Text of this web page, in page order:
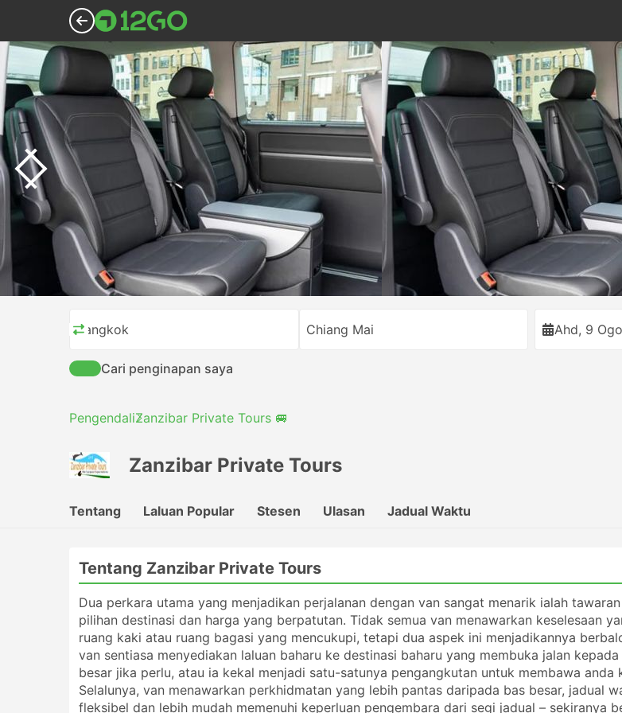
Bangkok Chiang Mai Ahd, 9 Ogo
Cari penginapan saya
PengendaliZanzibar Private Tours 🚐
Zanzibar Private Tours
Tentang
Laluan Popular Stesen Ulasan Jadual Waktu
Tentang Zanzibar Private Tours
Dua perkara utama yang menjadikan perjalanan dengan van sangat menarik ialah
pilihan destinasi dan harga yang berpatutan. Tidak semua van menawarkan keselesaan
ruang kaki atau ruang bagasi yang mencukupi, tetapi dua aspek ini menjadikannya
van sentiasa menyediakan laluan baharu ke destinasi baharu yang membuka jalan
besar jika perlu, atau ia kekal menjadi satu-satunya pengangkutan untuk membawa anda
Selalunya, van menawarkan perkhidmatan yang lebih pantas daripada bas besar, jadual
fleksibel dan lebih mudah memenuhi keperluan pengembara dari segi jadual – sekiranya